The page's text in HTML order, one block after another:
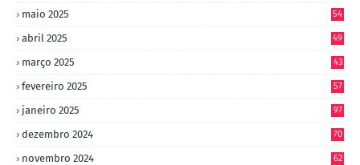
maio 2025 54
abril 2025 49
março 2025 43
fevereiro 2025 57
janeiro 2025 97
dezembro 2024 70
novembro 2024 62